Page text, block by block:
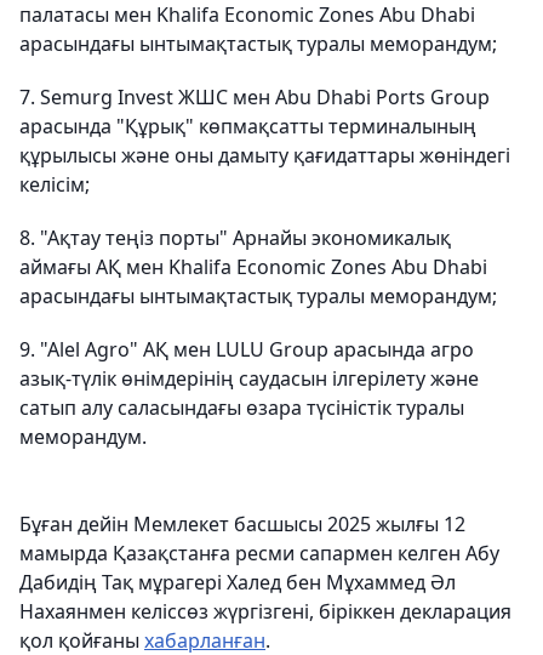
палатасы мен Khalifa Economic Zones Abu Dhabi
арасындағы ынтымақтастық туралы меморандум;
7. Semurg Invest ЖШС мен Abu Dhabi Ports Group
арасында "Құрық" көпмақсатты терминалының
құрылысы және оны дамыту қағидаттары жөніндегі
келісім;
8. "Ақтау теңіз порты" Арнайы экономикалық
аймағы АҚ мен Khalifa Economic Zones Abu Dhabi
арасындағы ынтымақтастық туралы меморандум;
9. "Alel Agro" АҚ мен LULU Group арасында агро
азық-түлік өнімдерінің саудасын ілгерілету және
сатып алу саласындағы өзара түсіністік туралы
меморандум.
Бұған дейін Мемлекет басшысы 2025 жылғы 12
мамырда Қазақстанға ресми сапармен келген Абу
Дабидің Тақ мұрагері Халед бен Мұхаммед Әл
Нахаянмен келіссөз жүргізгені, біріккен декларация
қол қойғаны хабарланған.